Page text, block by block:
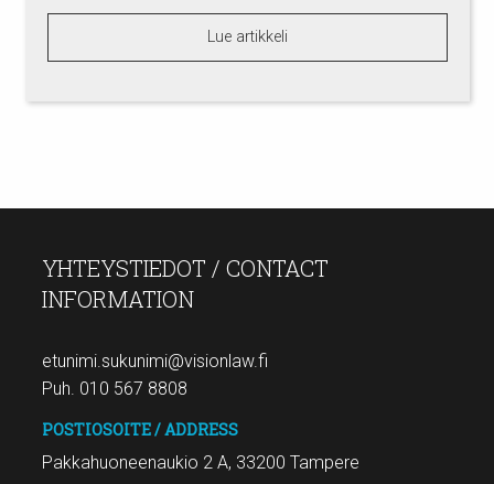
Lue artikkeli
YHTEYSTIEDOT / CONTACT
INFORMATION
etunimi.sukunimi@visionlaw.fi
Puh. 010 567 8808
POSTIOSOITE / ADDRESS
Pakkahuoneenaukio 2 A, 33200 Tampere